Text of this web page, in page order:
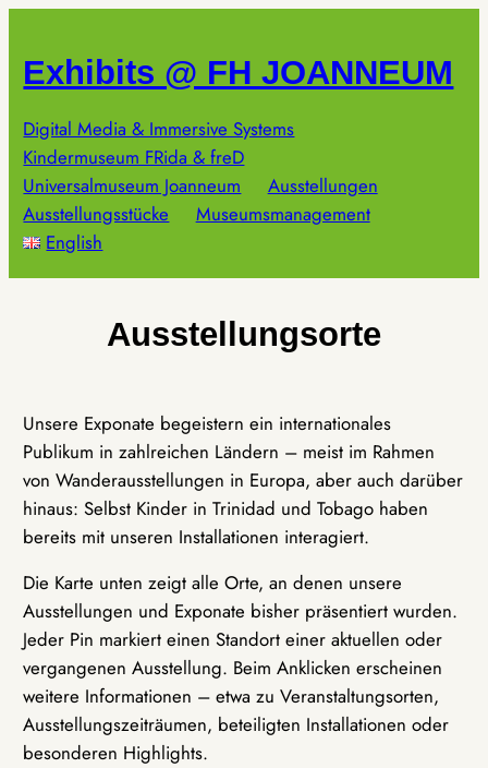
springen
Exhibits @ FH JOANNEUM
Digital Media & Immersive Systems
Kindermuseum FRida & freD
Universalmuseum Joanneum
Ausstellungen
Ausstellungsstücke
Museumsmanagement
English
Ausstellungsorte
Unsere Exponate begeistern ein internationales
Publikum in zahlreichen Ländern – meist im Rahmen
von Wanderausstellungen in Europa, aber auch darüber
hinaus: Selbst Kinder in Trinidad und Tobago haben
bereits mit unseren Installationen interagiert.
Die Karte unten zeigt alle Orte, an denen unsere
Ausstellungen und Exponate bisher präsentiert wurden.
Jeder Pin markiert einen Standort einer aktuellen oder
vergangenen Ausstellung. Beim Anklicken erscheinen
weitere Informationen – etwa zu Veranstaltungsorten,
Ausstellungszeiträumen, beteiligten Installationen oder
besonderen Highlights.